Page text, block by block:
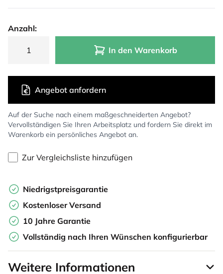
Anzahl:
In den Warenkorb
Auf der Suche nach einem maßgeschneiderten Angebot?
Vervollständigen Sie Ihren Arbeitsplatz und fordern Sie direkt im
Warenkorb ein persönliches Angebot an.
Angebot anfordern
Zur Vergleichsliste hinzufügen
Niedrigstpreisgarantie
Kostenloser Versand
10 Jahre Garantie
Vollständig nach Ihren Wünschen konfigurierbar
Weitere Informationen